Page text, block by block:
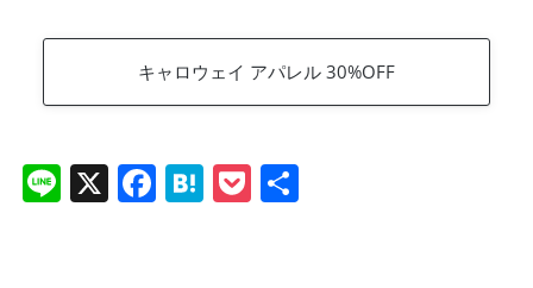
キャロウェイ アパレル 30%OFF
Li X F H P 共